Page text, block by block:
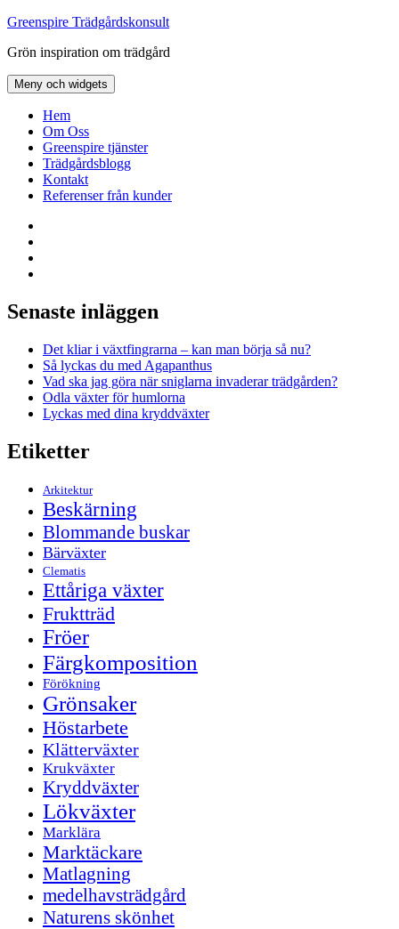
Hoppa
innehåll
Greenspire Trädgårdskonsult
Grön inspiration om trädgård
Meny och widgets
Hem
Om Oss
Greenspire tjänster
Trädgårdsblogg
Kontakt
Referenser från kunder
Senaste inläggen
Det kliar i växtfingrarna – kan man börja så nu?
Så lyckas du med Agapanthus
Vad ska jag göra när sniglarna invaderar trädgården?
Odla växter för humlorna
Lyckas med dina kryddväxter
Etiketter
Arkitektur
Beskärning
Blommande buskar
Bärväxter
Clematis
Ettåriga växter
Fruktträd
Fröer
Färgkomposition
Förökning
Grönsaker
Höstarbete
Klätterväxter
Krukväxter
Kryddväxter
Lökväxter
Marklära
Marktäckare
Matlagning
medelhavsträdgård
Naturens skönhet